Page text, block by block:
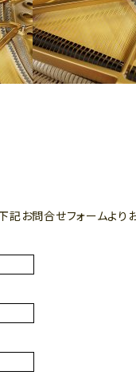
お問合せフォームより